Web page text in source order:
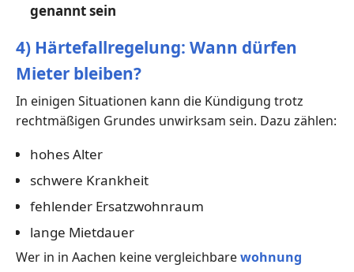
genannt sein
4) Härtefallregelung: Wann dürfen
Mieter bleiben?
In einigen Situationen kann die Kündigung trotz
rechtmäßigen Grundes unwirksam sein. Dazu zählen:
hohes Alter
schwere Krankheit
fehlender Ersatzwohnraum
lange Mietdauer
Wer in in Aachen keine vergleichbarewohnung